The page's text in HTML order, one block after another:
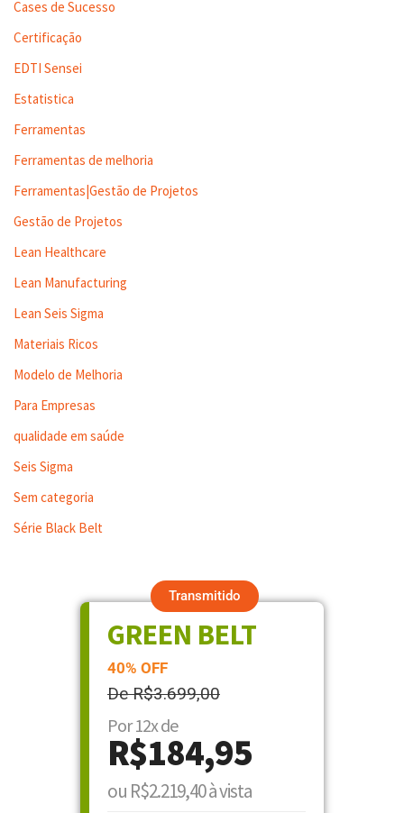
Cases de Sucesso
Certificação
EDTI Sensei
Estatistica
Ferramentas
Ferramentas de melhoria
Ferramentas|Gestão de Projetos
Gestão de Projetos
Lean Healthcare
Lean Manufacturing
Lean Seis Sigma
Materiais Ricos
Modelo de Melhoria
Para Empresas
qualidade em saúde
Seis Sigma
Sem categoria
Série Black Belt
Transmitido
GREEN BELT
40% OFF
De R$3.699,00
Por 12x de
R$184,95
ou R$2.219,40 à vista